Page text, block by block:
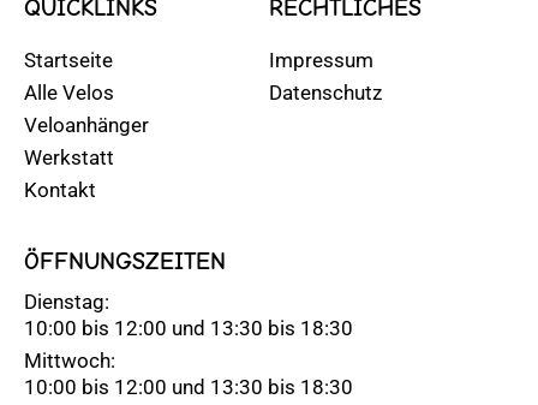
QUICKLINKS
Startseite
Alle Velos
Veloanhänger
Werkstatt
Kontakt
RECHTLICHES
Impressum
Datenschutz
ÖFFNUNGSZEITEN
Dienstag:
10:00 bis 12:00 und 13:30 bis 18:30
Mittwoch:
10:00 bis 12:00 und 13:30 bis 18:30